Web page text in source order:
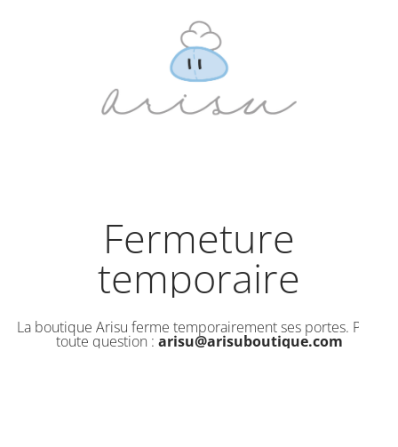
Fermeture
temporaire
La boutique Arisu ferme temporairement ses portes. Pour
toute question : arisu@arisuboutique.com